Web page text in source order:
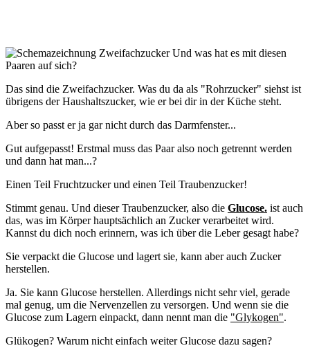
Und was hat es mit diesen
Paaren auf sich?
Das sind die Zweifachzucker. Was du da als "Rohrzucker" siehst ist
übrigens der Haushaltszucker, wie er bei dir in der Küche steht.
Aber so passt er ja gar nicht durch das Darmfenster...
Gut aufgepasst! Erstmal muss das Paar also noch getrennt werden
und dann hat man...?
Einen Teil Fruchtzucker und einen Teil Traubenzucker!
Stimmt genau. Und dieser Traubenzucker, also die Glucose. ist auch
das, was im Körper hauptsächlich an Zucker verarbeitet wird.
Kannst du dich noch erinnern, was ich über die Leber gesagt habe?
Sie verpackt die Glucose und lagert sie, kann aber auch Zucker
herstellen.
Ja. Sie kann Glucose herstellen. Allerdings nicht sehr viel, gerade
mal genug, um die Nervenzellen zu versorgen. Und wenn sie die
Glucose zum Lagern einpackt, dann nennt man die "Glykogen".
Glükogen? Warum nicht einfach weiter Glucose dazu sagen?